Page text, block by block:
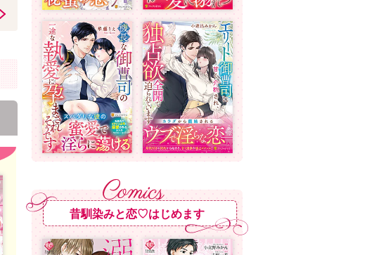
昔馴染みと恋♡はじめます